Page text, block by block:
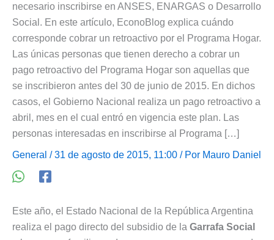
necesario inscribirse en ANSES, ENARGAS o Desarrollo
Social. En este artículo, EconoBlog explica cuándo
corresponde cobrar un retroactivo por el Programa Hogar.
Las únicas personas que tienen derecho a cobrar un
pago retroactivo del Programa Hogar son aquellas que
se inscribieron antes del 30 de junio de 2015. En dichos
casos, el Gobierno Nacional realiza un pago retroactivo a
abril, mes en el cual entró en vigencia este plan. Las
personas interesadas en inscribirse al Programa […]
General / 31 de agosto de 2015, 11:00 / Por Mauro Daniel
Este año, el Estado Nacional de la República Argentina
realiza el pago directo del subsidio de la Garrafa Social